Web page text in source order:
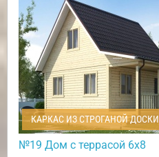
КАРКАС ИЗ СТРОГАНОЙ ДОСКИ
№19 Дом с террасой 6х8